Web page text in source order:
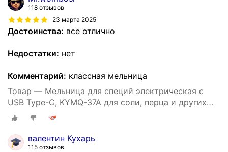
118 отзывов
23 марта 2025
Достоинства: все отлично
Недостатки: нет
Комментарий: классная мельница
Товар — Мельница для специй электрическая с
USB Type-C, KYMQ-37A для соли, перца и других
специй
валентин Кухарь
115 отзывов